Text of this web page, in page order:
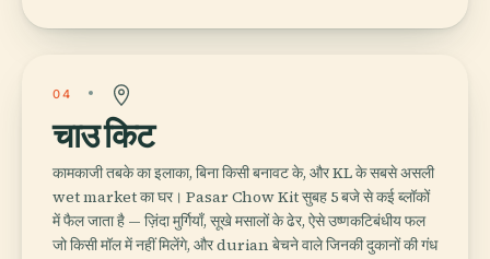
04
चाउ किट
कामकाजी तबके का इलाका, बिना किसी बनावट के, और KL के सबसे असली
wet market का घर। Pasar Chow Kit सुबह 5 बजे से कई ब्लॉकों
में फैल जाता है — ज़िंदा मुर्गियाँ, सूखे मसालों के ढेर, ऐसे उष्णकटिबंधीय फल
जो किसी मॉल में नहीं मिलेंगे, और durian बेचने वाले जिनकी दुकानों की गंध